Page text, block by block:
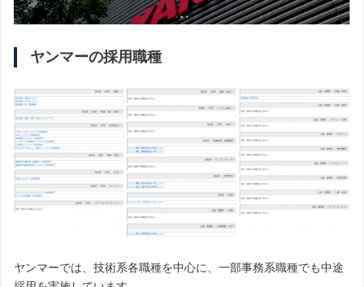
ヤンマーの採用職種
ヤンマーでは、技術系各職種を中心に、一部事務系職種でも中途